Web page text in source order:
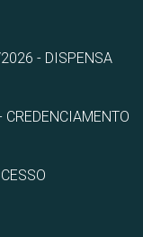
- DISPENSA